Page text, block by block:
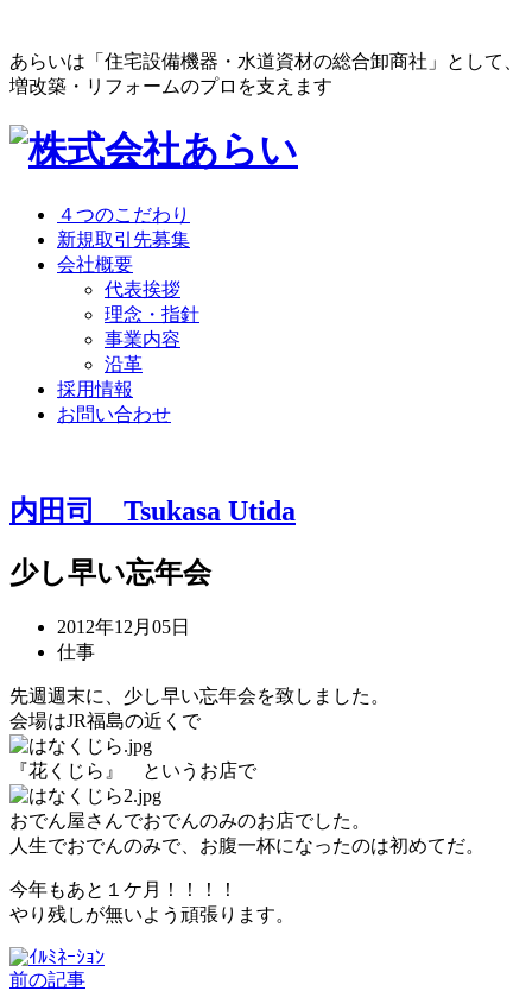
あらいは「住宅設備機器・水道資材の総合卸商社」として、
増改築・リフォームのプロを支えます
４つのこだわり
新規取引先募集
会社概要
代表挨拶
理念・指針
事業内容
沿革
採用情報
お問い合わせ
内田司 Tsukasa Utida
少し早い忘年会
2012年12月05日
仕事
先週週末に、少し早い忘年会を致しました。
会場はJR福島の近くで
『花くじら』 というお店で
おでん屋さんでおでんのみのお店でした。
人生でおでんのみで、お腹一杯になったのは初めてだ。
今年もあと１ケ月！！！！
やり残しが無いよう頑張ります。
前の記事